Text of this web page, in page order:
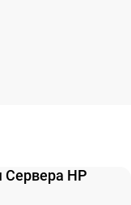
Сервера HP